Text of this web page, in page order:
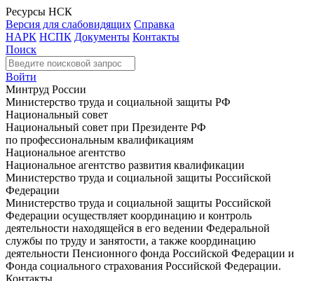
Ресурсы НСК
Версия для слабовидящих Справка
НАРК НСПК Документы Контакты
Поиск
Войти
Минтруд России
Министерство труда и социальной защиты РФ
Национальный совет
Национальный совет при Президенте РФ
по профессиональным квалификациям
Национальное агентство
Национальное агентство развития квалификации
Министерство труда и социальной защиты Российской
Федерации
Министерство труда и социальной защиты Российской
Федерации осуществляет координацию и контроль
деятельности находящейся в его ведении Федеральной
службы по труду и занятости, а также координацию
деятельности Пенсионного фонда Российской Федерации и
Фонда социального страхования Российской Федерации.
Контакты